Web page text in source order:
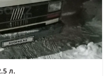
только по доступнее и
второй хозяин.
л.